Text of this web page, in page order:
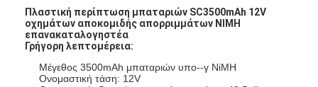
Πλαστική περίπτωση μπαταριών SC3500mAh 12V
οχημάτων αποκομιδής απορριμμάτων NIMH
επανακαταλογηστέα
Γρήγορη λεπτομέρεια:
Μέγεθος 3500mAh μπαταριών υπο--γ NiMH
Ονομαστική τάση: 12V